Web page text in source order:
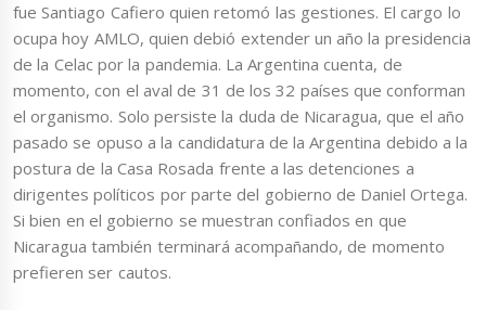
fue Santiago Cafiero quien retomó las gestiones. El cargo lo
ocupa hoy AMLO, quien debió extender un año la presidencia
de la Celac por la pandemia. La Argentina cuenta, de
momento, con el aval de 31 de los 32 países que conforman
el organismo. Solo persiste la duda de Nicaragua, que el año
pasado se opuso a la candidatura de la Argentina debido a la
postura de la Casa Rosada frente a las detenciones a
dirigentes políticos por parte del gobierno de Daniel Ortega.
Si bien en el gobierno se muestran confiados en que
Nicaragua también terminará acompañando, de momento
prefieren ser cautos.